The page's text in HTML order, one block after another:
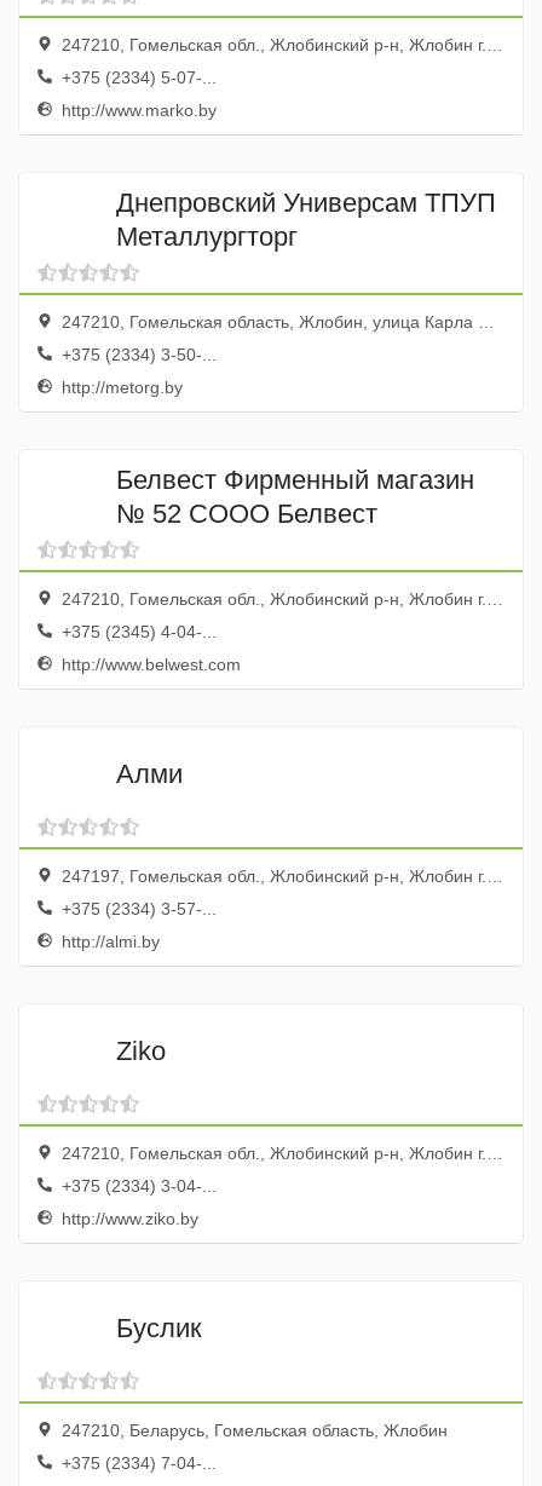
247210, Гомельская обл., Жлобинский р-н, Жлобин г., Микрорайон-1, 1
+375 (2334) 5-07-...
http://www.marko.by
Днепровский Универсам ТПУП
Металлургторг
247210, Гомельская область, Жлобин, улица Карла Маркса, 2
+375 (2334) 3-50-...
http://metorg.by
Белвест Фирменный магазин
№ 52 СООО Белвест
247210, Гомельская обл., Жлобинский р-н, Жлобин г., ул. Пионерская, 1
+375 (2345) 4-04-...
http://www.belwest.com
Алми
247197, Гомельская обл., Жлобинский р-н, Жлобин г., ул. Войкова, 1
+375 (2334) 3-57-...
http://almi.by
Ziko
247210, Гомельская обл., Жлобинский р-н, Жлобин г., ул. Первомайская, 52
+375 (2334) 3-04-...
http://www.ziko.by
Буслик
247210, Беларусь, Гомельская область, Жлобин
+375 (2334) 7-04-...